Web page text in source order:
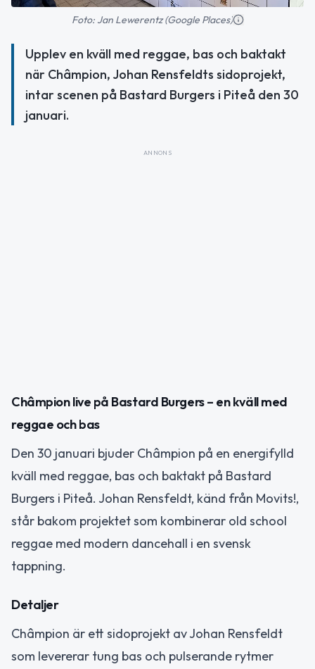
Foto: Jan Lewerentz (Google Places)
Upplev en kväll med reggae, bas och baktakt
när Châmpion, Johan Rensfeldts sidoprojekt,
intar scenen på Bastard Burgers i Piteå den 30
januari.
ANNONS
Châmpion live på Bastard Burgers – en kväll med
reggae och bas
Den 30 januari bjuder Châmpion på en energifylld
kväll med reggae, bas och baktakt på Bastard
Burgers i Piteå. Johan Rensfeldt, känd från Movits!,
står bakom projektet som kombinerar old school
reggae med modern dancehall i en svensk
tappning.
Detaljer
Châmpion är ett sidoprojekt av Johan Rensfeldt
som levererar tung bas och pulserande rytmer